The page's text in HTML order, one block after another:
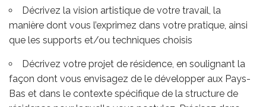
Décrivez la vision artistique de votre travail, la
manière dont vous l’exprimez dans votre pratique, ainsi
que les supports et/ou techniques choisis
Décrivez votre projet de résidence, en soulignant la
façon dont vous envisagez de le développer aux Pays-
Bas et dans le contexte spécifique de la structure de